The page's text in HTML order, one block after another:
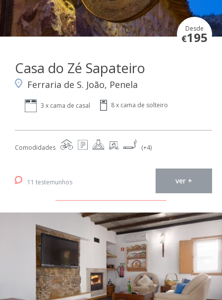
Desde
€195
Casa do Zé Sapateiro
Ferraria de S. João, Penela
3 x cama de casal 8 x cama de solteiro
Comodidades (+4)
11 testemunhos ver +